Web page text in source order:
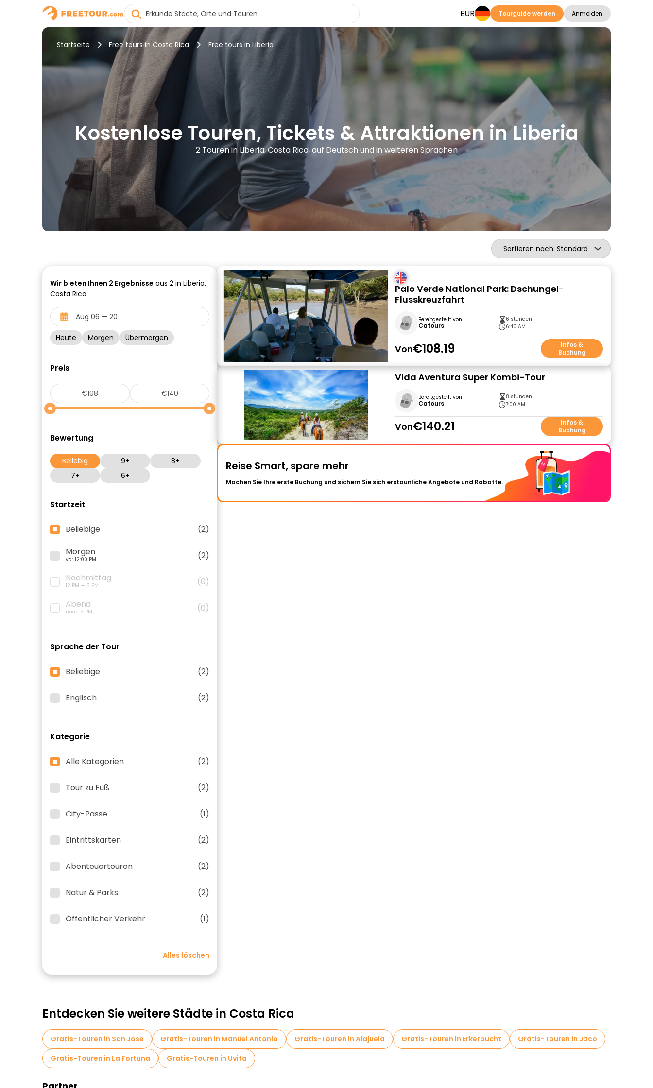
EUR Tourguide werden Anmelden
Startseite Free tours in Costa Rica Free tours in Liberia
Kostenlose Touren, Tickets & Attraktionen in Liberia
2 Touren in Liberia, Costa Rica, auf Deutsch und in weiteren Sprachen
Sortieren nach: Standard
Wir bieten Ihnen 2 Ergebnisse aus 2 in Liberia,
Costa Rica
Heute Morgen Übermorgen
Preis
Bewertung
Beliebig 9+
8+
7+
6+
Startzeit
Beliebige
(2)
Morgen
vor 12:00 PM
(2)
Nachmittag
12 PM — 5 PM
(0)
Abend
nach 5 PM (0)
Sprache der Tour
Beliebige (2)
Englisch (2)
Kategorie
Alle Kategorien (2)
Tour zu Fuß (2)
City-Pässe (1)
Eintrittskarten (2)
Abenteuertouren (2)
Natur & Parks (2)
Öffentlicher Verkehr (1)
Alles löschen
Palo Verde National Park: Dschungel-
Flusskreuzfahrt
Bereitgestellt von
Catours
6 stunden
6:40 AM
Von€108.19
Infos &
Buchung
Vida Aventura Super Kombi-Tour
Bereitgestellt von
Catours
8 stunden
7:00 AM
Von€140.21
Infos &
Buchung
Reise Smart, spare mehr
Machen Sie Ihre erste Buchung und sichern Sie sich erstaunliche Angebote und Rabatte.
Entdecken Sie weitere Städte in Costa Rica
Gratis-Touren in San Jose Gratis-Touren in Manuel Antonio Gratis-Touren in Alajuela Gratis-Touren in Erkerbucht
Gratis-Touren in Jaco
Gratis-Touren in La Fortuna
Gratis-Touren in Uvita